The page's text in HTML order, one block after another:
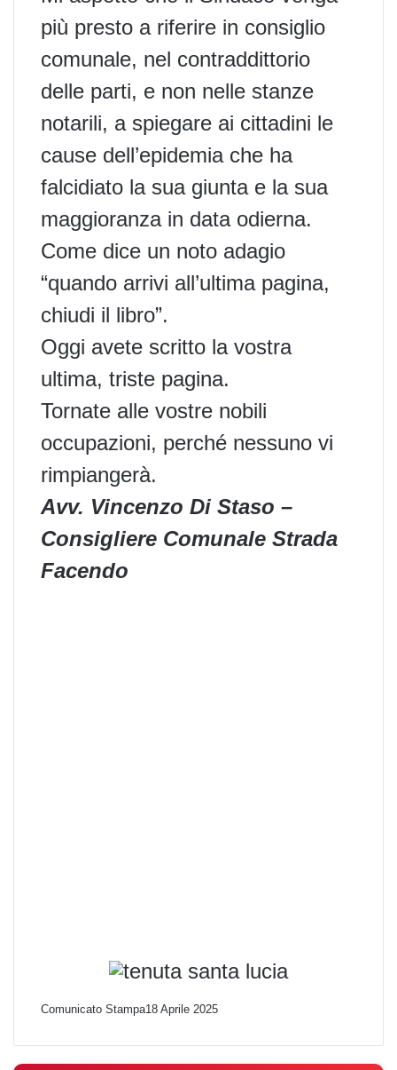
più presto a riferire in consiglio
comunale, nel contraddittorio
delle parti, e non nelle stanze
notarili, a spiegare ai cittadini le
cause dell’epidemia che ha
falcidiato la sua giunta e la sua
maggioranza in data odierna.
Come dice un noto adagio
“quando arrivi all’ultima pagina,
chiudi il libro”.
Oggi avete scritto la vostra
ultima, triste pagina.
Tornate alle vostre nobili
occupazioni, perché nessuno vi
rimpiangerà.
Avv. Vincenzo Di Staso –
Consigliere Comunale Strada
Facendo
Comunicato Stampa18 Aprile 2025